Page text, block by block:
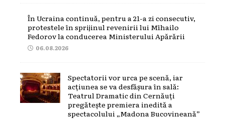
În Ucraina continuă, pentru a 21-a zi consecutiv,
protestele în sprijinul revenirii lui Mîhailo
Fedorov la conducerea Ministerului Apărării
06.08.2026
Spectatorii vor urca pe scenă, iar
acțiunea se va desfășura în sală:
Teatrul Dramatic din Cernăuți
pregătește premiera inedită a
spectacolului „Madona Bucovineană”